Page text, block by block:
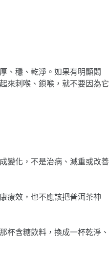
、穩、乾淨。如果有明顯悶
來刺喉、鎖喉，就不要因為它
變化，不是治病、減重或改善
療效，也不應該把普洱茶神
杯含糖飲料，換成一杯乾淨、